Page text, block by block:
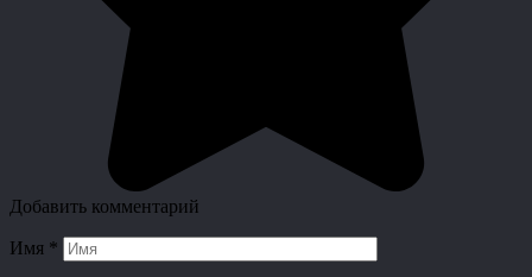
Добавить комментарий
Имя *